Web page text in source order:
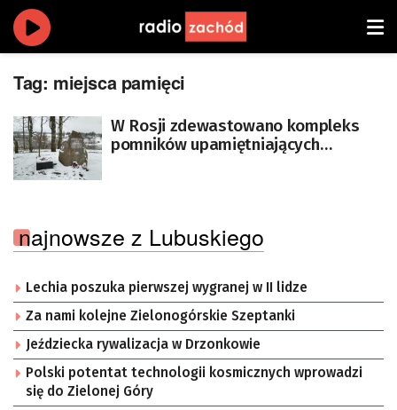
Tag: miejsca pamięci
W Rosji zdewastowano kompleks
pomników upamiętniających
najnowsze z Lubuskiego
Lechia poszuka pierwszej wygranej w II lidze
Za nami kolejne Zielonogórskie Szeptanki
Jeździecka rywalizacja w Drzonkowie
Polski potentat technologii kosmicznych wprowadzi
się do Zielonej Góry